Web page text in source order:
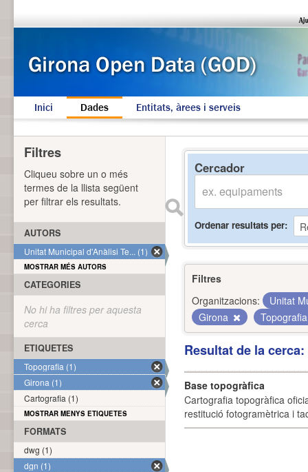
Inici Dades Entitats, àrees i serveis
Cercador
Ordenar resultats per
Filtres
Organitzacions:
Unitat
Girona
Resultat de la
Base topogràfica
Cartografia topogràfica
restitució fotogramètrica i
Filtres
Cliqueu sobre un o més
termes de la llista següent
per filtrar els resultats.
AUTORS
Unitat Municipal d'Anàlisi Te... (1)
MOSTRAR MÉS AUTORS
CATEGORIES
No hi ha filtres per aquesta
cerca
ETIQUETES
Topografia (1)
Girona (1)
Cartografia (1)
MOSTRAR MENYS ETIQUETES
FORMATS
dwg (1)
dgn (1)